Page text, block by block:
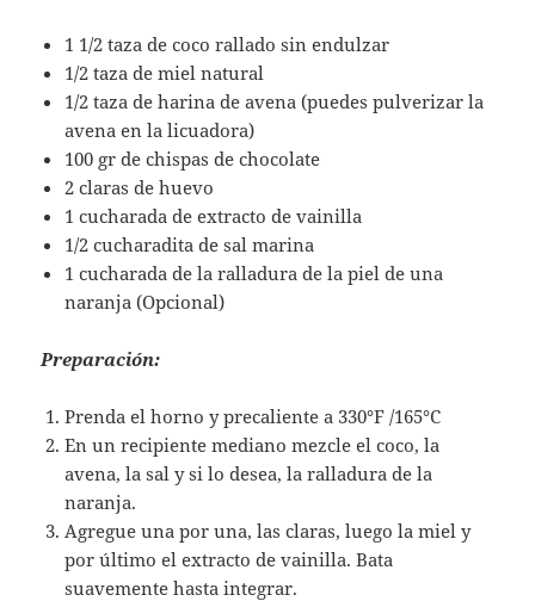
1 1/2 taza de coco rallado sin endulzar
1/2 taza de miel natural
1/2 taza de harina de avena (puedes pulverizar la
avena en la licuadora)
100 gr de chispas de chocolate
2 claras de huevo
1 cucharada de extracto de vainilla
1/2 cucharadita de sal marina
1 cucharada de la ralladura de la piel de una
naranja (Opcional)
Preparación:
Prenda el horno y precaliente a 330°F /165°C
En un recipiente mediano mezcle el coco, la
avena, la sal y si lo desea, la ralladura de la
naranja.
Agregue una por una, las claras, luego la miel y
por último el extracto de vainilla. Bata
suavemente hasta integrar.